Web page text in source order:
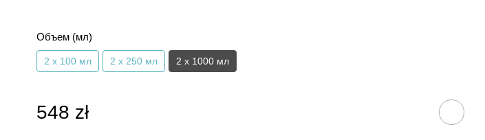
Объем (мл)
2 x 100 мл 2 x 250 мл 2 х 1000 мл
548 zł